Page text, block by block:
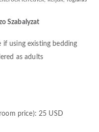
Szabalyzat
if using existing bedding
as adults
price): 25 USD